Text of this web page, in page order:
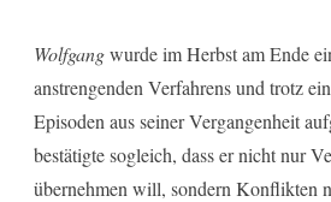
Wolfgangwurde im Herbst am Ende
anstrengenden Verfahrens und trotz
Episoden aus seiner Vergangenheit
bestätigte sogleich, dass er nicht nur
übernehmen will, sondern Konflikten